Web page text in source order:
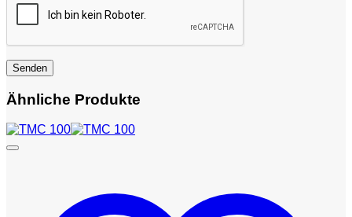
Ähnliche Produkte